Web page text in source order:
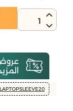
1
LAPTOPSLEEVE20